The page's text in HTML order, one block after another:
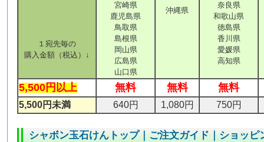
１宛先毎の
購入金額（税込）↓
宮崎県
鹿児島県
鳥取県
島根県
岡山県
広島県
山口県
沖縄県
奈良県
和歌山県
徳島県
香川県
愛媛県
高知県
5,500円以上 無料 無料 無料
5,500円未満 640円 1,080円 750円
シャボン玉石けんトップ｜ご注文ガイド｜ショッピ